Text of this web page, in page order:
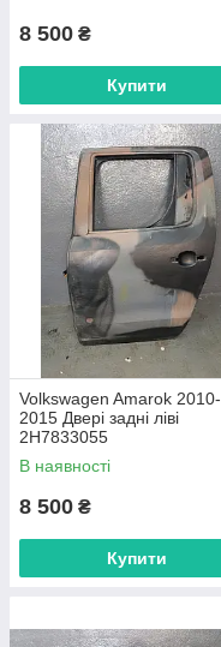
8 500 ₴
Купити
Volkswagen Amarok 2010-
2015 Двері задні ліві
2H7833055
В наявності
8 500 ₴
Купити